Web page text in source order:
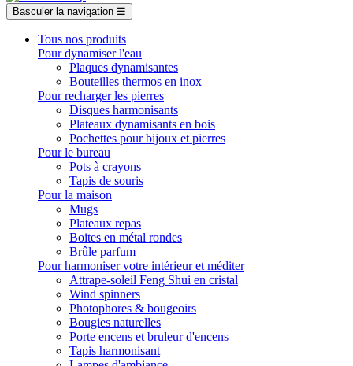
Basculer la navigation ☰
Tous nos produits
Pour dynamiser l'eau
Plaques dynamisantes
Bouteilles thermos en inox
Pour recharger les pierres
Disques harmonisants
Plateaux dynamisants en bois
Pochettes pour bijoux et pierres
Pour le bureau
Pots à crayons
Tapis de souris
Pour la maison
Mugs
Plateaux repas
Boites en métal rondes
Brûle parfum
Pour harmoniser votre intérieur et méditer
Attrape-soleil Feng Shui en cristal
Wind spinners
Photophores & bougeoirs
Bougies naturelles
Porte encens et bruleur d'encens
Tapis harmonisant